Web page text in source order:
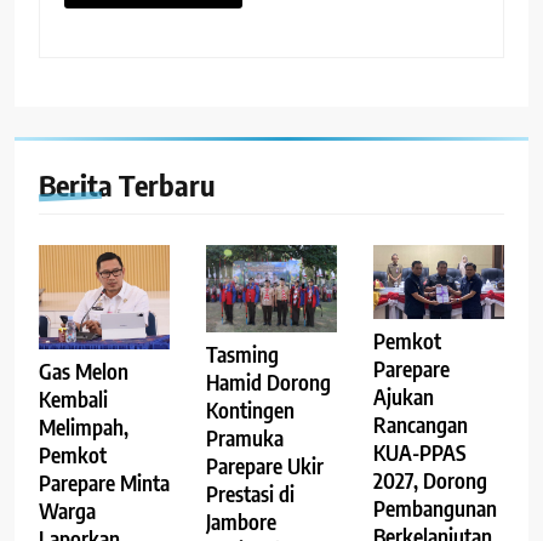
Berita Terbaru
Gas Melon
Kembali
Melimpah,
Pemkot
Parepare Minta
Warga
Tasming
Hamid Dorong
Kontingen
Pramuka
Parepare Ukir
Prestasi di
Jambore
Pemkot
Parepare
Ajukan
Rancangan
KUA-PPAS
2027, Dorong
Pembangunan